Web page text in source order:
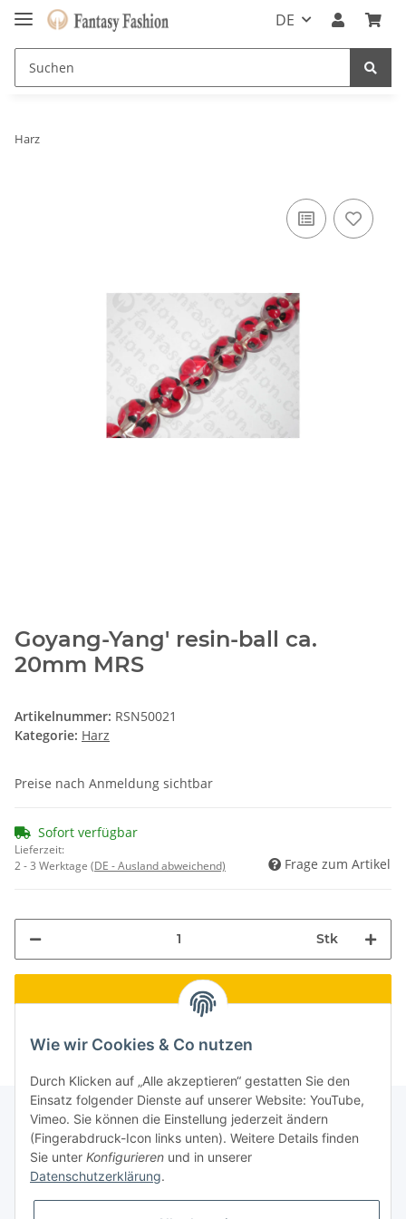
DE
Harz
Goyang-Yang' resin-ball ca.
20mm MRS
Artikelnummer: RSN50021
Kategorie: Harz
Preise nach Anmeldung sichtbar
Sofort verfügbar
Lieferzeit:
2 - 3 Werktage (DE - Ausland abweichend) Frage zum Artikel
Stk
Informationen
Gesetzliche Informationen
Wie wir Cookies & Co nutzen
Durch Klicken auf „Alle akzeptieren“ gestatten Sie den
Einsatz folgender Dienste auf unserer Website: YouTube,
Vimeo. Sie können die Einstellung jederzeit ändern
(Fingerabdruck-Icon links unten). Weitere Details finden
Sie unter Konfigurieren und in unserer
Datenschutzerklärung.